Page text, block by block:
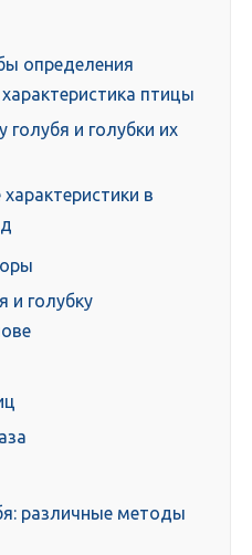
определения
птицы
голубя и голубки их
в
и голубку
различные методы